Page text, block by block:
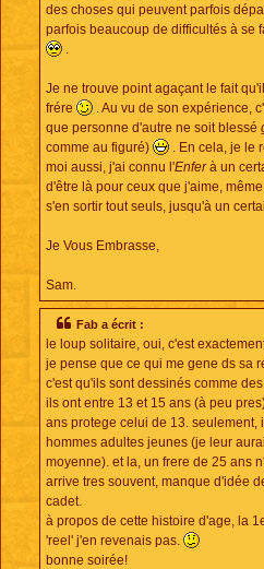
des choses qui peuvent parfois
parfois beaucoup de difficultés à se
Je ne trouve point agaçant le fait
frére
. Au vu de son expérience,
que personne d'autre ne soit blessé
comme au figuré)
. En cela, je le
moi aussi, j'ai connu l'Enferà un
d'être là pour ceux que j'aime,
s'en sortir tout seuls, jusqu'à un
Je Vous Embrasse,
Sam.
Fab a écrit :
le loup solitaire, oui, c'est
je pense que ce qui me gene ds sa
c'est qu'ils sont dessinés comme
ils ont entre 13 et 15 ans (à peu
ans protege celui de 13. seulement,
hommes adultes jeunes (je leur
moyenne). et la, un frere de 25 ans
arrive tres souvent, manque d'idée
cadet.
à propos de cette histoire d'age, la
'reel' j'en revenais pas.
bonne soirée!